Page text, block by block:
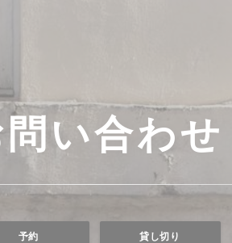
い合わせ
予約 貸し切り